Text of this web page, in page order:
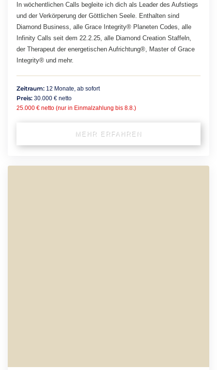
In wöchentlichen Calls begleite ich dich als Leader des Aufstiegs
und der Verkörperung der Göttlichen Seele. Enthalten sind
Diamond Business, alle Grace Integrity® Planeten Codes, alle
Infinity Calls seit dem 22.2.25, alle Diamond Creation Staffeln,
der Therapeut der energetischen Aufrichtung®, Master of Grace
Integrity® und mehr.
Zeitraum: 12 Monate, ab sofort
Preis: 30.000 € netto
25.000 € netto (nur in Einmalzahlung bis 8.8.)
MEHR ERFAHREN